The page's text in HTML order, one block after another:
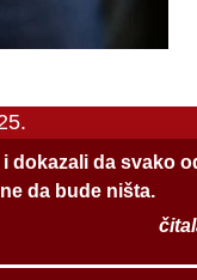
dokazali da svako
da bude ništa.